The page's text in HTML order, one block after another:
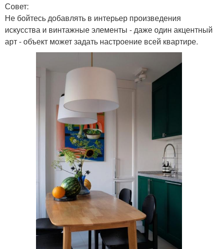
Совет:
Не бойтесь добавлять в интерьер произведения
искусства и винтажные элементы - даже один акцентный
арт - объект может задать настроение всей квартире.